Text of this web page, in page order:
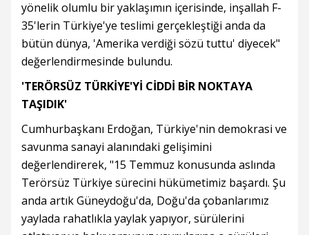
yönelik olumlu bir yaklaşımın içerisinde, inşallah F-
35'lerin Türkiye'ye teslimi gerçekleştiği anda da
bütün dünya, 'Amerika verdiği sözü tuttu' diyecek"
değerlendirmesinde bulundu.
'TERÖRSÜZ TÜRKİYE'Yİ CİDDİ BİR NOKTAYA
TAŞIDIK'
Cumhurbaşkanı Erdoğan, Türkiye'nin demokrasi ve
savunma sanayi alanındaki gelişimini
değerlendirerek, "15 Temmuz konusunda aslında
Terörsüz Türkiye sürecini hükümetimiz başardı. Şu
anda artık Güneydoğu'da, Doğu'da çobanlarımız
yaylada rahatlıkla yaylak yapıyor, sürülerini